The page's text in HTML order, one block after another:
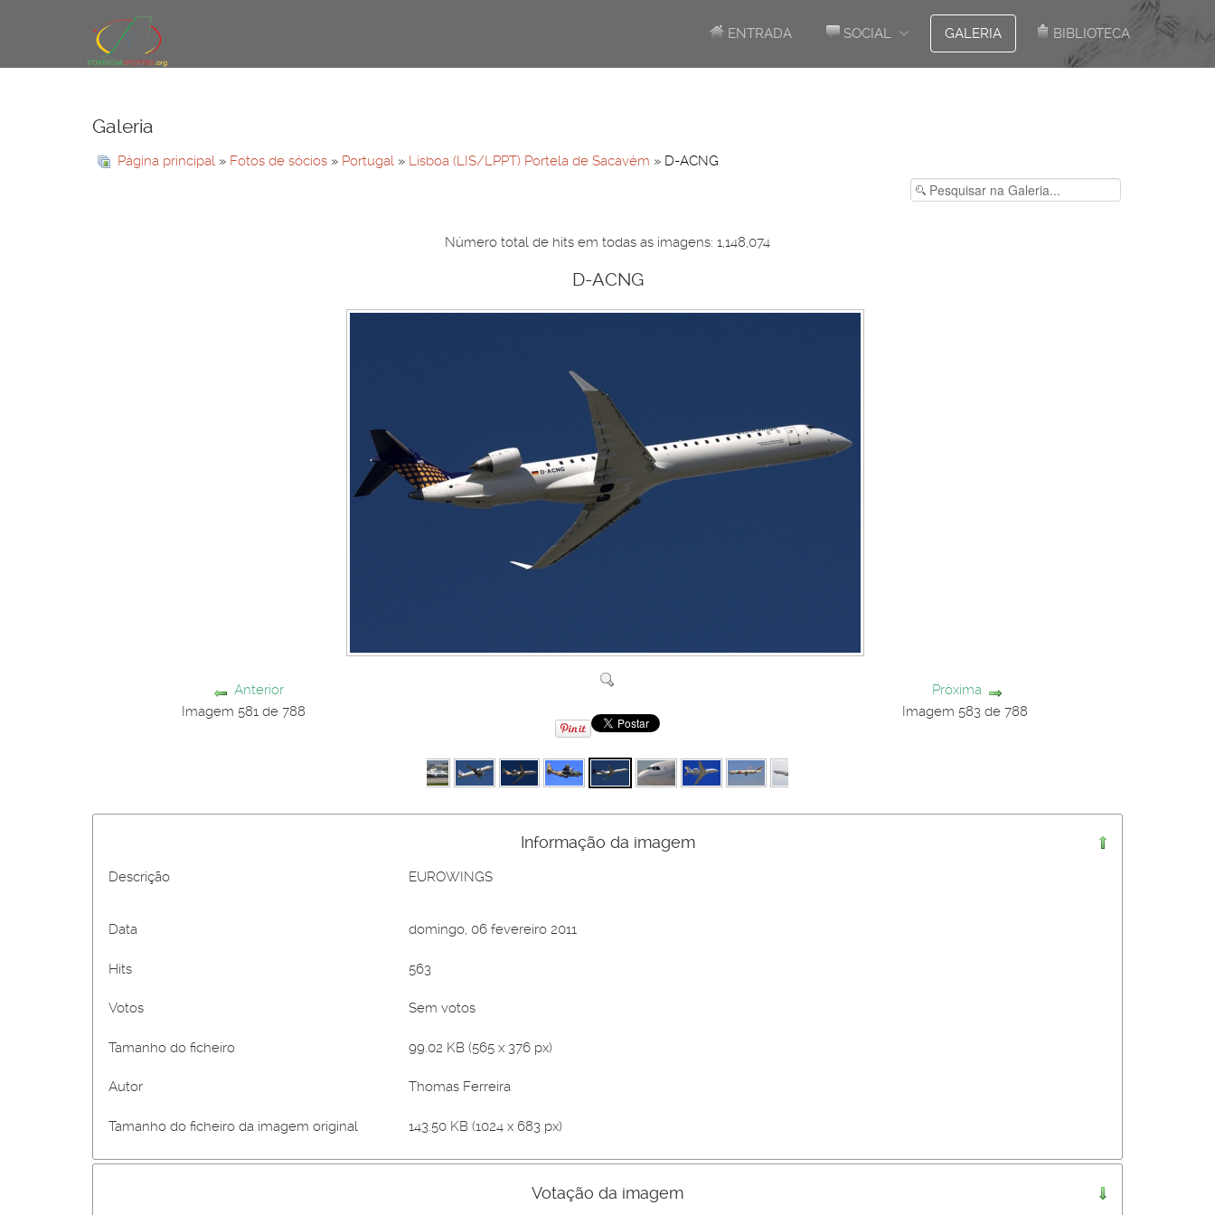
ENTRADA SOCIAL GALERIA BIBLIOTECA
Galeria
Página principal » Fotos de sócios » Portugal » Lisboa (LIS/LPPT) Portela de Sacavém » D-ACNG
Número total de hits em todas as imagens: 1,148,074
D-ACNG
Anterior
Imagem 581 de 788
Próxima
Imagem 583 de 788
Informação da imagem
Descrição EUROWINGS
Data domingo, 06 fevereiro 2011
Hits 563
Votos Sem votos
Tamanho do ficheiro 99.02 KB (565 x 376 px)
Autor Thomas Ferreira
Tamanho do ficheiro da imagem original 143.50 KB (1024 x 683 px)
Votação da imagem